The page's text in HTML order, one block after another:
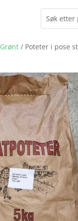
Grønt / Poteter i pose